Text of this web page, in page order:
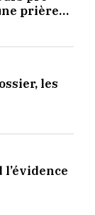
prière
les